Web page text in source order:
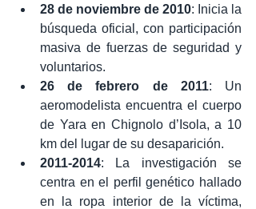
28 de noviembre de 2010: Inicia la
búsqueda oficial, con participación
masiva de fuerzas de seguridad y
voluntarios.
26 de febrero de 2011: Un
aeromodelista encuentra el cuerpo
de Yara en Chignolo d’Isola, a 10
km del lugar de su desaparición.
2011-2014: La investigación se
centra en el perfil genético hallado
en la ropa interior de la víctima,